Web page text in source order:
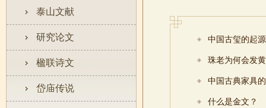
泰山文献
研究论文
楹联诗文
岱庙传说
中国古玺的起
珠老为何会发黄
中国古典家具
什么是金文？